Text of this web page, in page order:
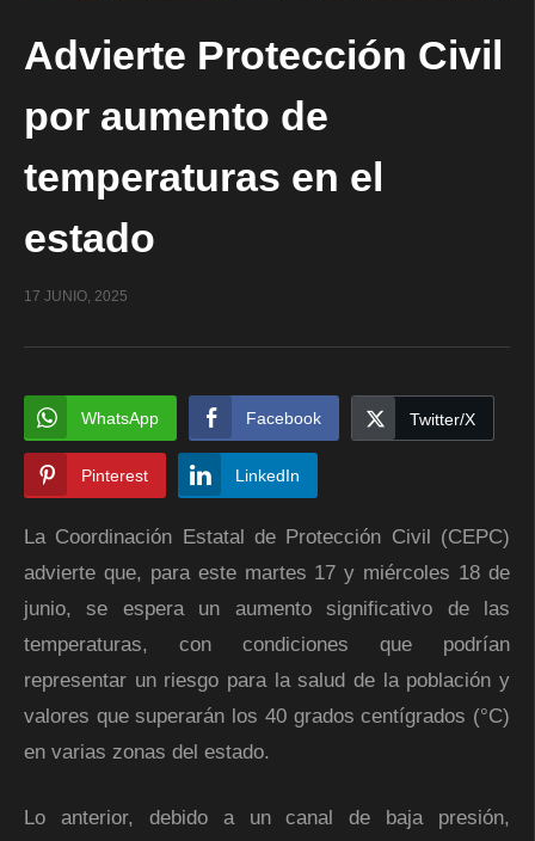
Advierte Protección Civil
por aumento de
temperaturas en el
estado
17 JUNIO, 2025
WhatsApp Facebook Twitter/X
Pinterest LinkedIn
La Coordinación Estatal de Protección Civil (CEPC)
advierte que, para este martes 17 y miércoles 18 de
junio, se espera un aumento significativo de las
temperaturas, con condiciones que podrían
representar un riesgo para la salud de la población y
valores que superarán los 40 grados centígrados (°C)
en varias zonas del estado.
Lo anterior, debido a un canal de baja presión,